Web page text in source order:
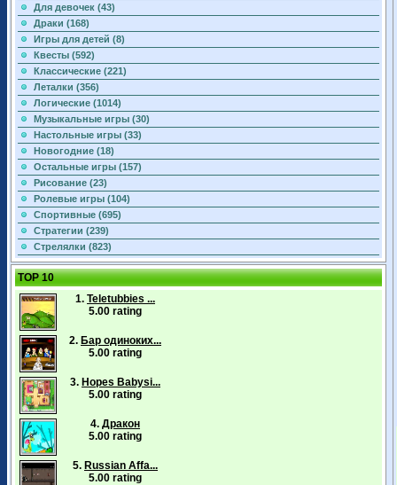
Для девочек (43)
Драки (168)
Игры для детей (8)
Квесты (592)
Классические (221)
Леталки (356)
Логические (1014)
Музыкальные игры (30)
Настольные игры (33)
Новогодние (18)
Остальные игры (157)
Рисование (23)
Ролевые игры (104)
Спортивные (695)
Стратегии (239)
Стрелялки (823)
TOP 10
1. Teletubbies ...
5.00 rating
2. Бар одиноких...
5.00 rating
3. Hopes Babysi...
5.00 rating
4. Дракон
5.00 rating
5. Russian Affa...
5.00 rating